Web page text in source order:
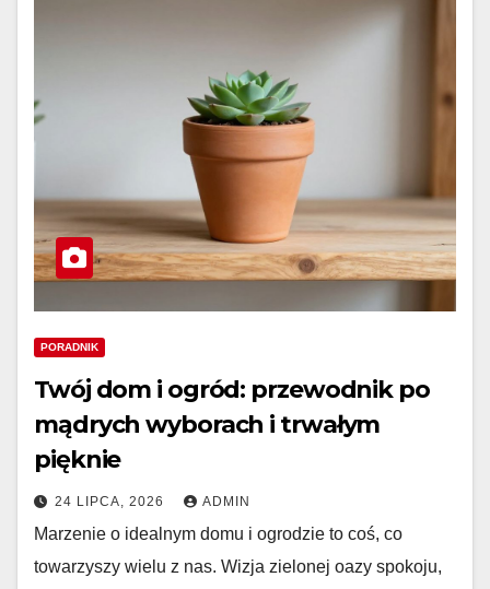
PORADNIK
Twój dom i ogród: przewodnik po
mądrych wyborach i trwałym
pięknie
24 LIPCA, 2026 ADMIN
Marzenie o idealnym domu i ogrodzie to coś, co
towarzyszy wielu z nas. Wizja zielonej oazy spokoju,